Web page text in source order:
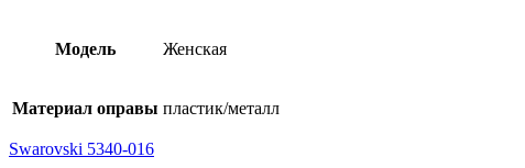
Модель Женская
Материал оправы пластик/металл
Swarovski 5340-016